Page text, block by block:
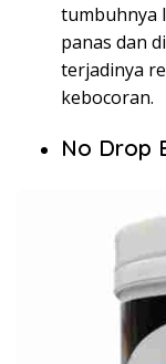
tumbuhnya
panas dan
terjadinya
kebocoran.
No Drop